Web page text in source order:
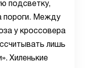
подсветку,
пороги. Между
у кроссовера
лишь
Хиленькие